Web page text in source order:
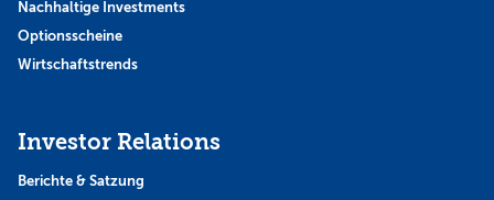
Nachhaltige Investments
Optionsscheine
Wirtschaftstrends
Investor Relations
Berichte & Satzung